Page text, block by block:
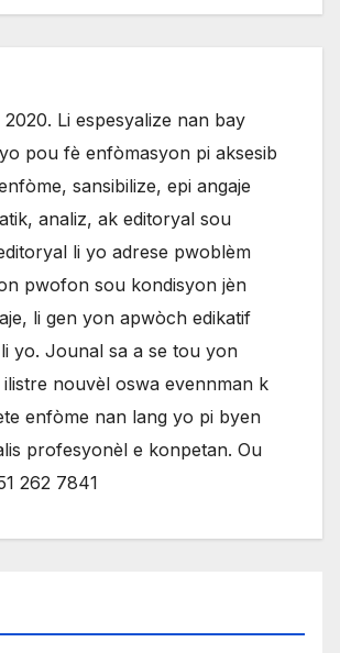
Li espesyalize nan bay
pou fè enfòmasyon pi aksesib
sansibilize, epi angaje
analiz, ak editoryal sou
li yo adrese pwoblèm
pwofon sou kondisyon jèn
li gen yon apwòch edikatif
yo. Jounal sa a se tou yon
nouvèl oswa evennman k
enfòme nan lang yo pi byen
profesyonèl e konpetan. Ou
262 7841